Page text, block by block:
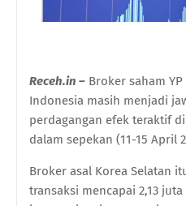
Receh.in – Broker saham
Indonesia masih menjadi
perdagangan efek teraktif
dalam sepekan (11-15 April
Broker asal Korea Selatan
transaksi mencapai 2,13